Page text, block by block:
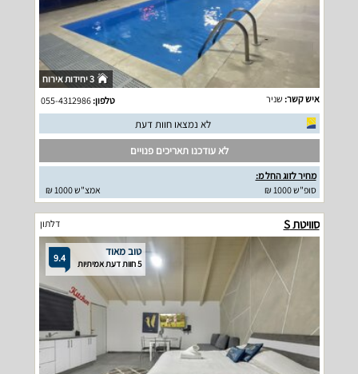
3 יחידות אירוח
איש קשר: שניר טלפון:055-4312986
לא נמצאו חוות דעת
לא עודכנו תאריכים פנויים
מחיר לזוג החל מ:
סופ"ש 1000 ₪
אמצ"ש 1000 ₪
סוויטת S דלתון
9.4 טוב מאוד
5 חוות דעת אמיתיות